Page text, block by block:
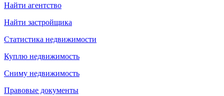
Найти агентство
Найти застройщика
Статистика недвижимости
Куплю недвижимость
Сниму недвижимость
Правовые документы